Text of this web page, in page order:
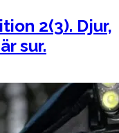
2(3). Djur,
sur.